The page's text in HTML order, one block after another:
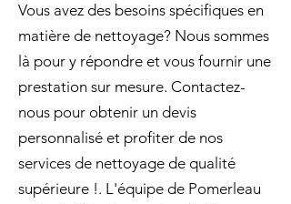
Vous avez des besoins spécifiques en
matière de nettoyage? Nous sommes
là pour y répondre et vous fournir une
prestation sur mesure. Contactez-
nous pour obtenir un devis
personnalisé et profiter de nos
services de nettoyage de qualité
supérieure !. L'équipe de Pomerleau